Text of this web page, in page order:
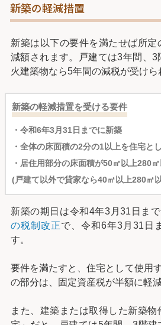
新築の軽減措置
新築は以下の要件を満たせば所
減額されます。戸建ては3年間、
火建築物なら5年間の減税が受けら
新築の軽減措置を受ける要件
・令和6年3月31日までに新築
・全体の床面積の2分の1以上を住宅と
・居住用部分の床面積が50㎡以上280
(戸建て以外で貸家なら40㎡以上280㎡
新築の期日は令和4年3月31日まで
の税制改正で、令和6年3月31日
す。
要件を満たすと、住宅として使用
の部分は、固定資産税が半額に軽減
また、建築または取得した新築